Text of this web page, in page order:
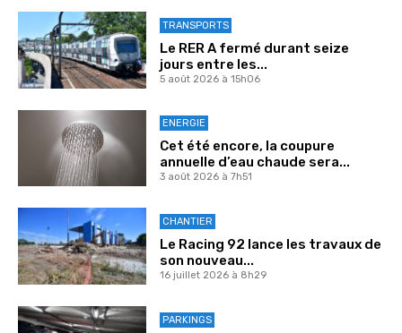
TRANSPORTS
Le RER A fermé durant seize
jours entre les...
5 août 2026 à 15h06
ENERGIE
Cet été encore, la coupure
annuelle d’eau chaude sera...
3 août 2026 à 7h51
CHANTIER
Le Racing 92 lance les travaux de
son nouveau...
16 juillet 2026 à 8h29
PARKINGS